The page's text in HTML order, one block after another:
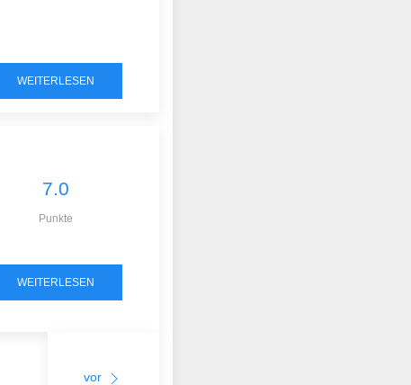
WEITERLESEN
7.0
Punkte
WEITERLESEN
vor